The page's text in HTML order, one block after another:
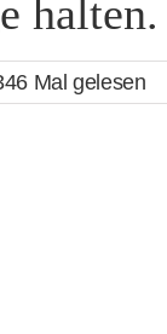
halten.
Mal gelesen